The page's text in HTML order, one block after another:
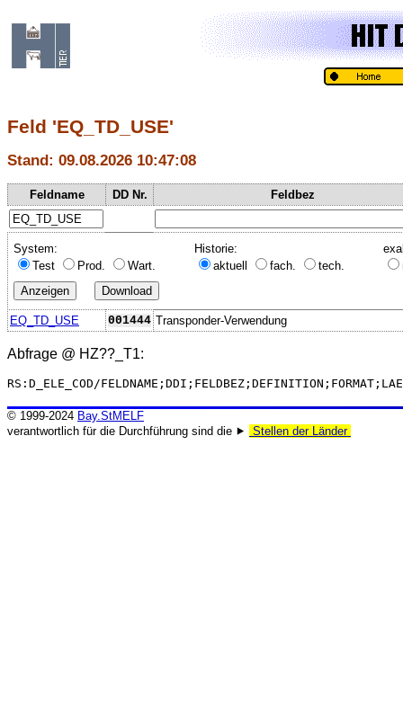
Feld 'EQ_TD_USE'
Stand: 09.08.2026 10:47:08
Feldname DD Nr. Feldbez
System:
Test
Prod. Wart.
Historie:
aktuell
fach. tech.
EQ_TD_USE 001444 Transponder-Verwendung
Abfrage @ HZ??_T1:
RS:D_ELE_COD/
© 1999-2024 Bay.StMELF
verantwortlich für die Durchführung sind die ⯈
Stellen der Länder